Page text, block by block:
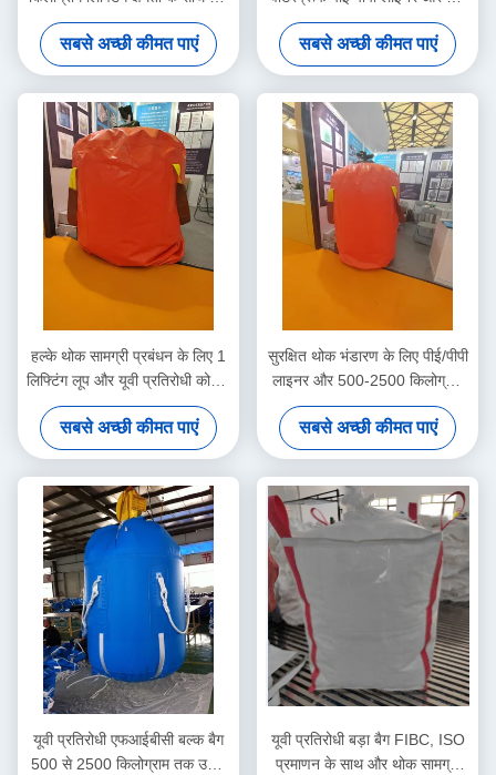
बैग FIBC टिकाऊ पॉलीप्रोपाइलीन से
बना है
सबसे अच्छी कीमत पाएं
प्रतिरोधी कोटिंग के साथ अनुकूलित
बिग बैग एफआईबीसी
सबसे अच्छी कीमत पाएं
हल्के थोक सामग्री प्रबंधन के लिए 1
लिफ्टिंग लूप और यूवी प्रतिरोधी कोटिंग
के साथ ओपन टॉप बिग बैग FIBC
सबसे अच्छी कीमत पाएं
सुरक्षित थोक भंडारण के लिए पीई/पीपी
लाइनर और 500-2500 किलोग्राम
उठाने की क्षमता वाला यूवी प्रतिरोधी
बड़ा बैग FIBC
सबसे अच्छी कीमत पाएं
यूवी प्रतिरोधी एफआईबीसी बल्क बैग
500 से 2500 किलोग्राम तक उठाने
यूवी प्रतिरोधी बड़ा बैग FIBC, ISO
प्रमाणन के साथ और थोक सामग्री